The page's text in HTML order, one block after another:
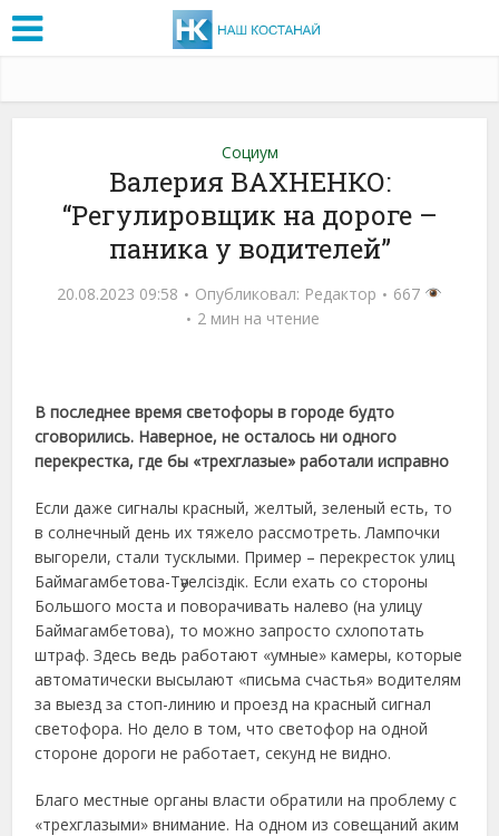
Социум
Валерия ВАХНЕНКО:
“Регулировщик на дороге –
паника у водителей”
20.08.2023 09:58 Опубликовал: Редактор
667
2 мин на чтение
В последнее время светофоры в городе будто
сговорились. Наверное, не осталось ни одного
перекрестка, где бы «трехглазые» работали исправно
Если даже сигналы красный, желтый, зеленый есть, то
в солнечный день их тяжело рассмотреть. Лампочки
выгорели, стали тусклыми. Пример – перекресток улиц
Баймагамбетова-Тәуелсіздік. Если ехать со стороны
Большого моста и поворачивать налево (на улицу
Баймагамбетова), то можно запросто схлопотать
штраф. Здесь ведь работают «умные» камеры, которые
автоматически высылают «письма счастья» водителям
за выезд за стоп-линию и проезд на красный сигнал
светофора. Но дело в том, что светофор на одной
стороне дороги не работает, секунд не видно.
Благо местные органы власти обратили на проблему с
«трехглазыми» внимание. На одном из совещаний аким